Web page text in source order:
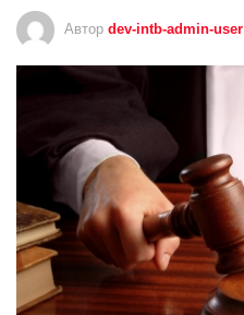
Автор dev-intb-admin-user